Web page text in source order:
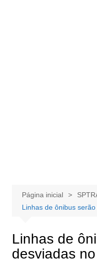
Página inicial
Linhas de ônibus
Linhas de
desviadas